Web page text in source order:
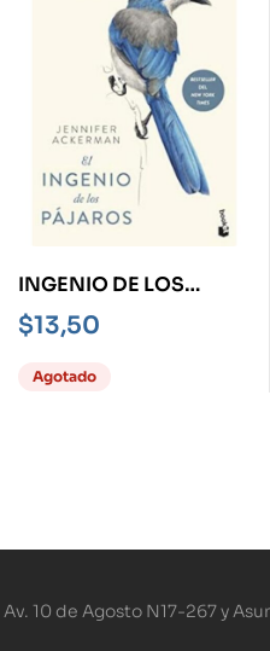
INGENIO DE LOS
PÁJAROS, EL
$13,50
Agotado
Av. 10 de Agosto N17-267 y